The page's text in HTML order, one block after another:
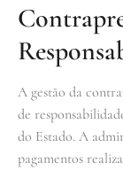
A gestão da
de
do Estado. A
pagamentos